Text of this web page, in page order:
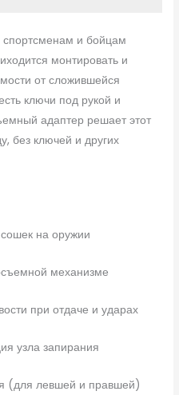
спортсменам и бойцам
монтировать и
от сложившейся
ключи под рукой и
адаптер решает этот
без ключей и других
на оружии
механизме
при отдаче и ударах
узла запирания
(для левшей и правшей)